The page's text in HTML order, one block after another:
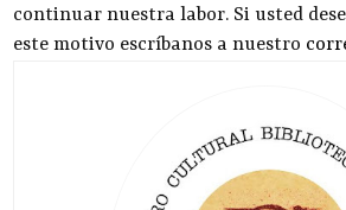
continuar nuestra labor. Si usted
este motivo escríbanos a nuestro